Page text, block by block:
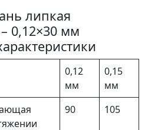
липкая
0,12×30 мм
0,12
мм
0,15
мм
90 105